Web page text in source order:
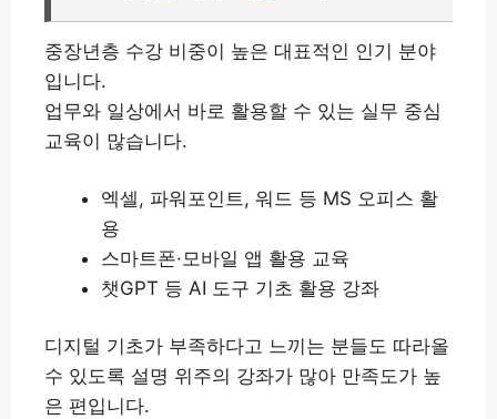
중장년층 수강 비중이 높은 대표적인 인기 분야
입니다.
업무와 일상에서 바로 활용할 수 있는 실무 중심
교육이 많습니다.
엑셀, 파워포인트, 워드 등 MS 오피스 활
용
스마트폰·모바일 앱 활용 교육
챗GPT 등 AI 도구 기초 활용 강좌
디지털 기초가 부족하다고 느끼는 분들도 따라올
수 있도록 설명 위주의 강좌가 많아 만족도가 높
은 편입니다.